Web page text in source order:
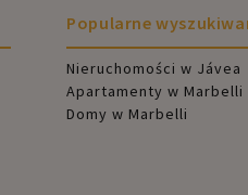
Popularne
Nieruchomości w Jávea
Apartamenty w Marbelli
Domy w Marbelli